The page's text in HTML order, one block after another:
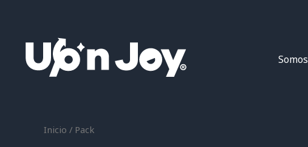
contenido
Somos
Inicio / Pack